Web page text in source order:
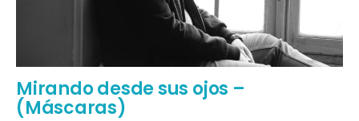
Mirando desde sus ojos –
(Máscaras)